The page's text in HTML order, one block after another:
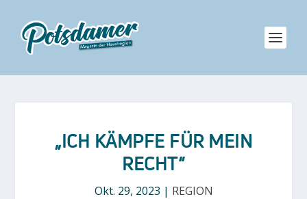
„ICH KÄMPFE FÜR MEIN
RECHT“
Okt. 29, 2023 | REGION